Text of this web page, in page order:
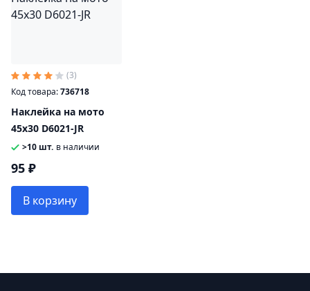
(3)
Код товара:736718
Наклейка на мото
45х30 D6021-JR
>10 шт. в наличии
95 ₽
В корзину